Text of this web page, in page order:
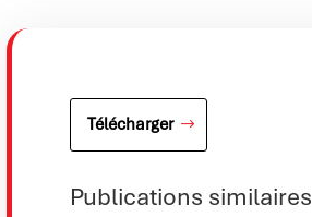
Télécharger
Publications similaires